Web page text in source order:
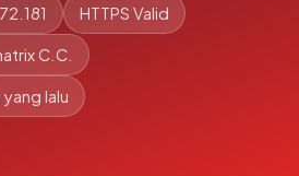
HTTPS Valid
C.C.
lalu